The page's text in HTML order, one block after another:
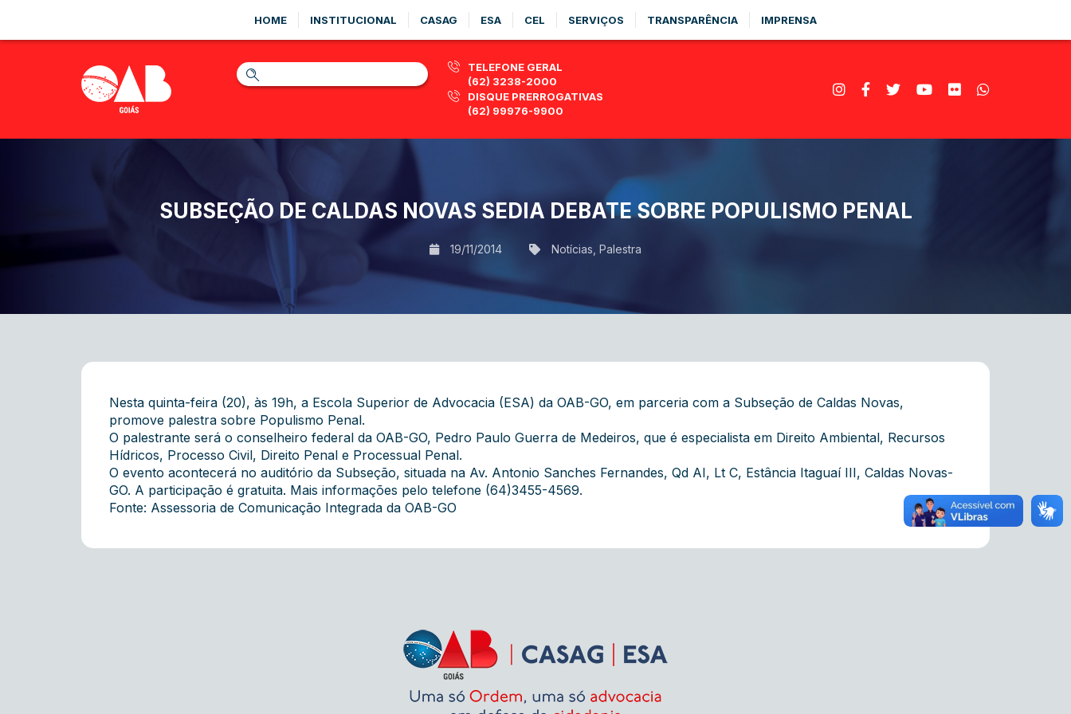
HOME INSTITUCIONAL CASAG ESA CEL SERVIÇOS TRANSPARÊNCIA IMPRENSA
TELEFONE GERAL
(62) 3238-2000
DISQUE PRERROGATIVAS
(62) 99976-9900
SUBSEÇÃO DE CALDAS NOVAS SEDIA DEBATE SOBRE POPULISMO PENAL
19/11/2014 Notícias Palestra
Nesta quinta-feira (20), às 19h, a Escola Superior de Advocacia (ESA) da OAB-GO, em parceria com a Subseção de Caldas Novas,
promove palestra sobre Populismo Penal.
O palestrante será o conselheiro federal da OAB-GO, Pedro Paulo Guerra de Medeiros, que é especialista em Direito Ambiental, Recursos
Hídricos, Processo Civil, Direito Penal e Processual Penal.
O evento acontecerá no auditório da Subseção, situada na Av. Antonio Sanches Fernandes, Qd AI, Lt C, Estância Itaguaí III, Caldas Novas-
GO. A participação é gratuita. Mais informações pelo telefone (64)3455-4569.
Fonte: Assessoria de Comunicação Integrada da OAB-GO